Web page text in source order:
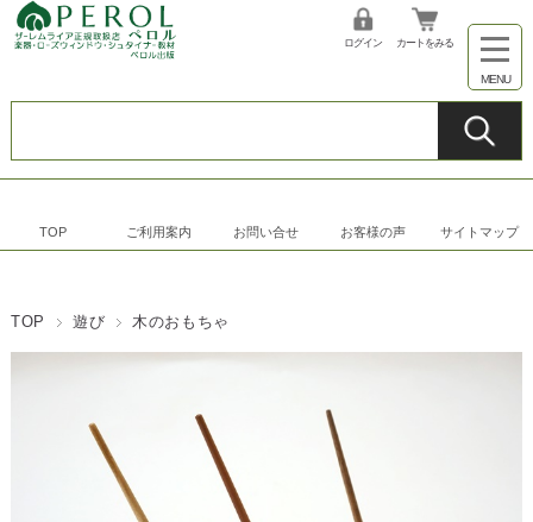
ログイン カートをみる
TOP ご利用案内 お問い合せ お客様の声 サイトマップ
TOP 遊び 木のおもちゃ